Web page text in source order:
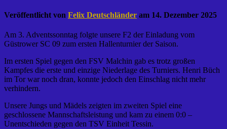
Veröffentlicht von Felix Deutschländer am 14. Dezember 2025
Am 3. Adventssonntag folgte unsere F2 der Einladung vom
Güstrower SC 09 zum ersten Hallenturnier der Saison.
Im ersten Spiel gegen den FSV Malchin gab es trotz großen
Kampfes die erste und einzige Niederlage des Turniers. Henri Büch
im Tor war noch dran, konnte jedoch den Einschlag nicht mehr
verhindern.
Unsere Jungs und Mädels zeigten im zweiten Spiel eine
geschlossene Mannschaftsleistung und kam zu einem 0:0 –
Unentschieden gegen den TSV Einheit Tessin.